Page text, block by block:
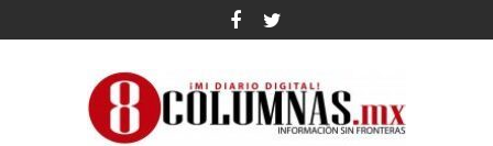
al